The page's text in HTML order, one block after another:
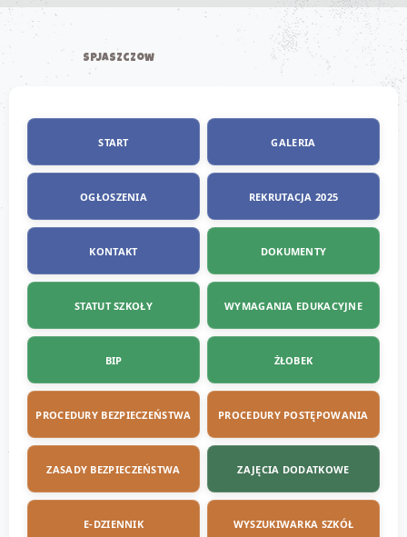
SPJaszczow
START GALERIA
OGŁOSZENIA REKRUTACJA 2025
KONTAKT DOKUMENTY
STATUT SZKOŁY WYMAGANIA EDUKACYJNE
BIP ŻŁOBEK
PROCEDURY BEZPIECZEŃSTWA PROCEDURY POSTĘPOWANIA
ZASADY BEZPIECZEŃSTWA ZAJĘCIA DODATKOWE
E-DZIENNIK WYSZUKIWARKA SZKÓŁ